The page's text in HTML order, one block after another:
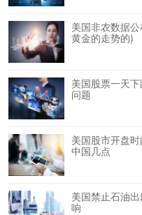
美国非农数据
黄金的走势的)
美国股票一天
问题
美国股市开盘
中国几点
美国禁止石油
响